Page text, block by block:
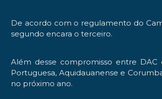
De acordo com o regulamento do
segundo encara o terceiro.
Além desse compromisso entre DAC
Portuguesa, Aquidauanense e
no próximo ano.